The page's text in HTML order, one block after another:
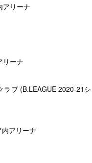
アリーナ
リーナ
ブ (B.LEAGUE 2020-21
アリーナ